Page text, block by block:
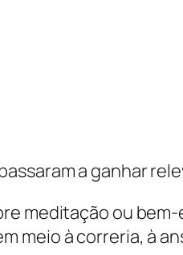
a ganhar
meditação ou
meio à correria, à